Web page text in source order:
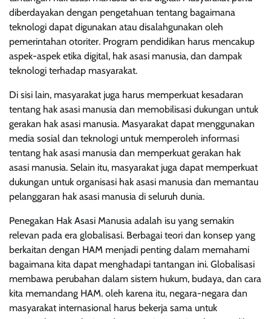
diberdayakan dengan pengetahuan tentang bagaimana
teknologi dapat digunakan atau disalahgunakan oleh
pemerintahan otoriter. Program pendidikan harus mencakup
aspek-aspek etika digital, hak asasi manusia, dan dampak
teknologi terhadap masyarakat.
Di sisi lain, masyarakat juga harus memperkuat kesadaran
tentang hak asasi manusia dan memobilisasi dukungan untuk
gerakan hak asasi manusia. Masyarakat dapat menggunakan
media sosial dan teknologi untuk memperoleh informasi
tentang hak asasi manusia dan memperkuat gerakan hak
asasi manusia. Selain itu, masyarakat juga dapat memperkuat
dukungan untuk organisasi hak asasi manusia dan memantau
pelanggaran hak asasi manusia di seluruh dunia.
Penegakan Hak Asasi Manusia adalah isu yang semakin
relevan pada era globalisasi. Berbagai teori dan konsep yang
berkaitan dengan HAM menjadi penting dalam memahami
bagaimana kita dapat menghadapi tantangan ini. Globalisasi
membawa perubahan dalam sistem hukum, budaya, dan cara
kita memandang HAM. oleh karena itu, negara-negara dan
masyarakat internasional harus bekerja sama untuk